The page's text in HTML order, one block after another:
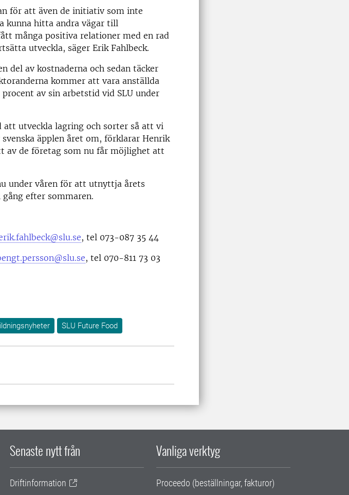
för att även de initiativ som inte
kunna hitta andra vägar till
många positiva relationer med en rad
utveckla, säger Erik Fahlbeck.
del av kostnaderna och sedan täcker
kommer att vara anställda
av sin arbetstid vid SLU under
utveckla lagring och sorter så att vi
äpplen året om, förklarar Henrik
av de företag som nu får möjlighet att
under våren för att utnyttja årets
efter sommaren.
, tel 073-087 35 44
, tel 070-811 73 03
SLU Future Food
Senaste nytt från
Driftinformation
Vanliga verktyg
Proceedo (beställningar, fakturor)